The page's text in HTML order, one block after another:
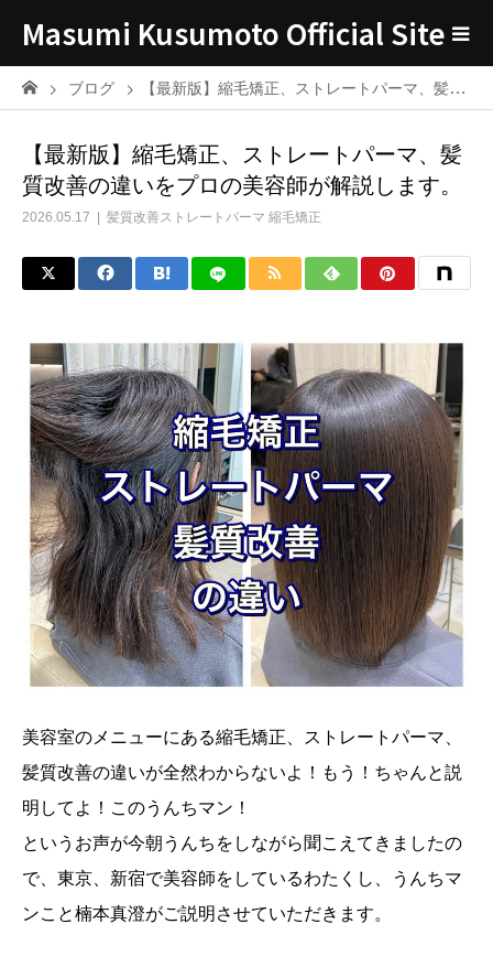
Masumi Kusumoto Official Site
ブログ 【最新版】縮毛矯正、ストレートパーマ、髪質改善の違いをプロの美容師が解説します。
【最新版】縮毛矯正、ストレートパーマ、髪
質改善の違いをプロの美容師が解説します。
2026.05.17 髪質改善ストレートパーマ 縮毛矯正
美容室のメニューにある縮毛矯正、ストレートパーマ、
髪質改善の違いが全然わからないよ！もう！ちゃんと説
明してよ！このうんちマン！
というお声が今朝うんちをしながら聞こえてきましたの
で、東京、新宿で美容師をしているわたくし、うんちマ
ンこと楠本真澄がご説明させていただきます。